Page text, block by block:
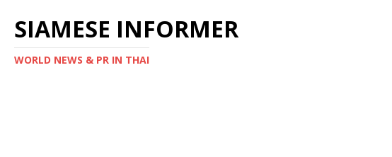
SIAMESE INFORMER
WORLD NEWS & PR IN THAI